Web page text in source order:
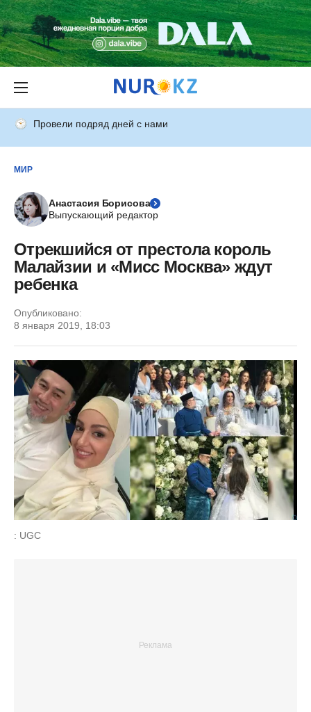
Провели подряд дней с нами
МИР
Анастасия Борисова
Выпускающий редактор
Отрекшийся от престола король
Малайзии и «Мисс Москва» ждут
ребенка
Опубликовано:
8 января 2019, 18:03
: UGC